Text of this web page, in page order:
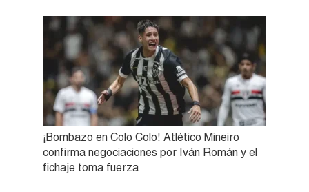
¡Bombazo en Colo Colo! Atlético Mineiro
confirma negociaciones por Iván Román y el
fichaje toma fuerza